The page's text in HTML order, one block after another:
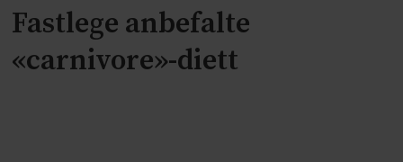
Fastlege anbefalte
«carnivore»-diett